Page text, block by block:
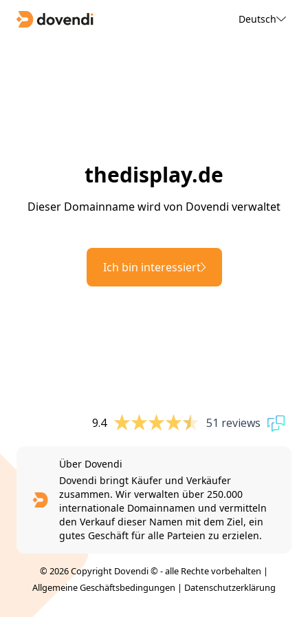
Deutsch
thedisplay.de
Dieser Domainname wird von Dovendi verwaltet
Ich bin interessiert
9.4 51 reviews
Über Dovendi
Dovendi bringt Käufer und Verkäufer
zusammen. Wir verwalten über 250.000
internationale Domainnamen und vermitteln
den Verkauf dieser Namen mit dem Ziel, ein
gutes Geschäft für alle Parteien zu erzielen.
© 2026 Copyright Dovendi © - alle Rechte vorbehalten |
Allgemeine Geschäftsbedingungen | Datenschutzerklärung